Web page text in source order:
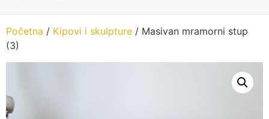
Početna / Kipovi i skulpture / Masivan mramorni stup
(3)